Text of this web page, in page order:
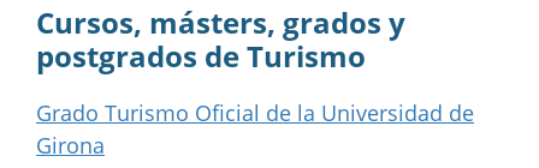
Cursos, másters, grados y
postgrados de Turismo
Grado Turismo Oficial de la Universidad de
Girona